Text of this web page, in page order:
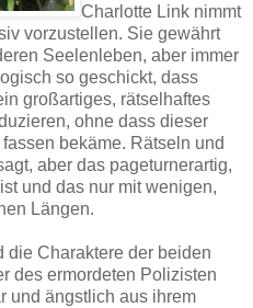
Charlotte Link nimmt
vorzustellen. Sie gewährt
Seelenleben, aber immer
so geschickt, dass
großartiges, rätselhaftes
ohne dass dieser
bekäme. Rätseln und
aber das pageturnerartig,
und das nur mit wenigen,
Längen.
die Charaktere der beiden
des ermordeten Polizisten
und ängstlich aus ihrem